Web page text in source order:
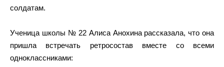
солдатам.
Ученица школы № 22 Алиса Анохина рассказала, что она
пришла встречать ретросостав вместе со всеми
одноклассниками: